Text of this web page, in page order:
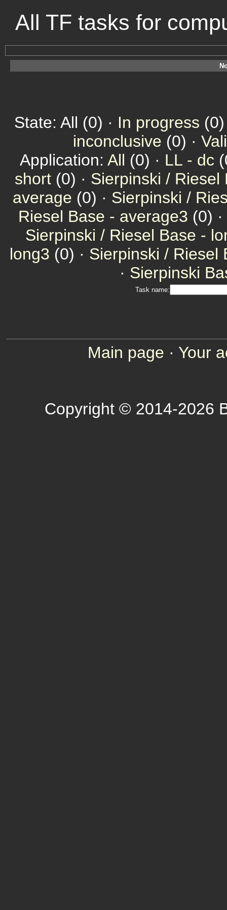
All TF tasks for
State: All (0) · In progress
inconclusive (0) ·
Application: All (0) · LL - dc
short (0) · Sierpinski / Riesel
average (0) · Sierpinski /
Riesel Base - average3 (0) ·
Sierpinski / Riesel Base -
long3 (0) · Sierpinski / Riesel
· Sierpinski
Task name:
Main page · Your
Copyright © 2014-2026